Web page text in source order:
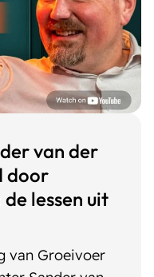
van der
door
lessen uit
van Groeivoer